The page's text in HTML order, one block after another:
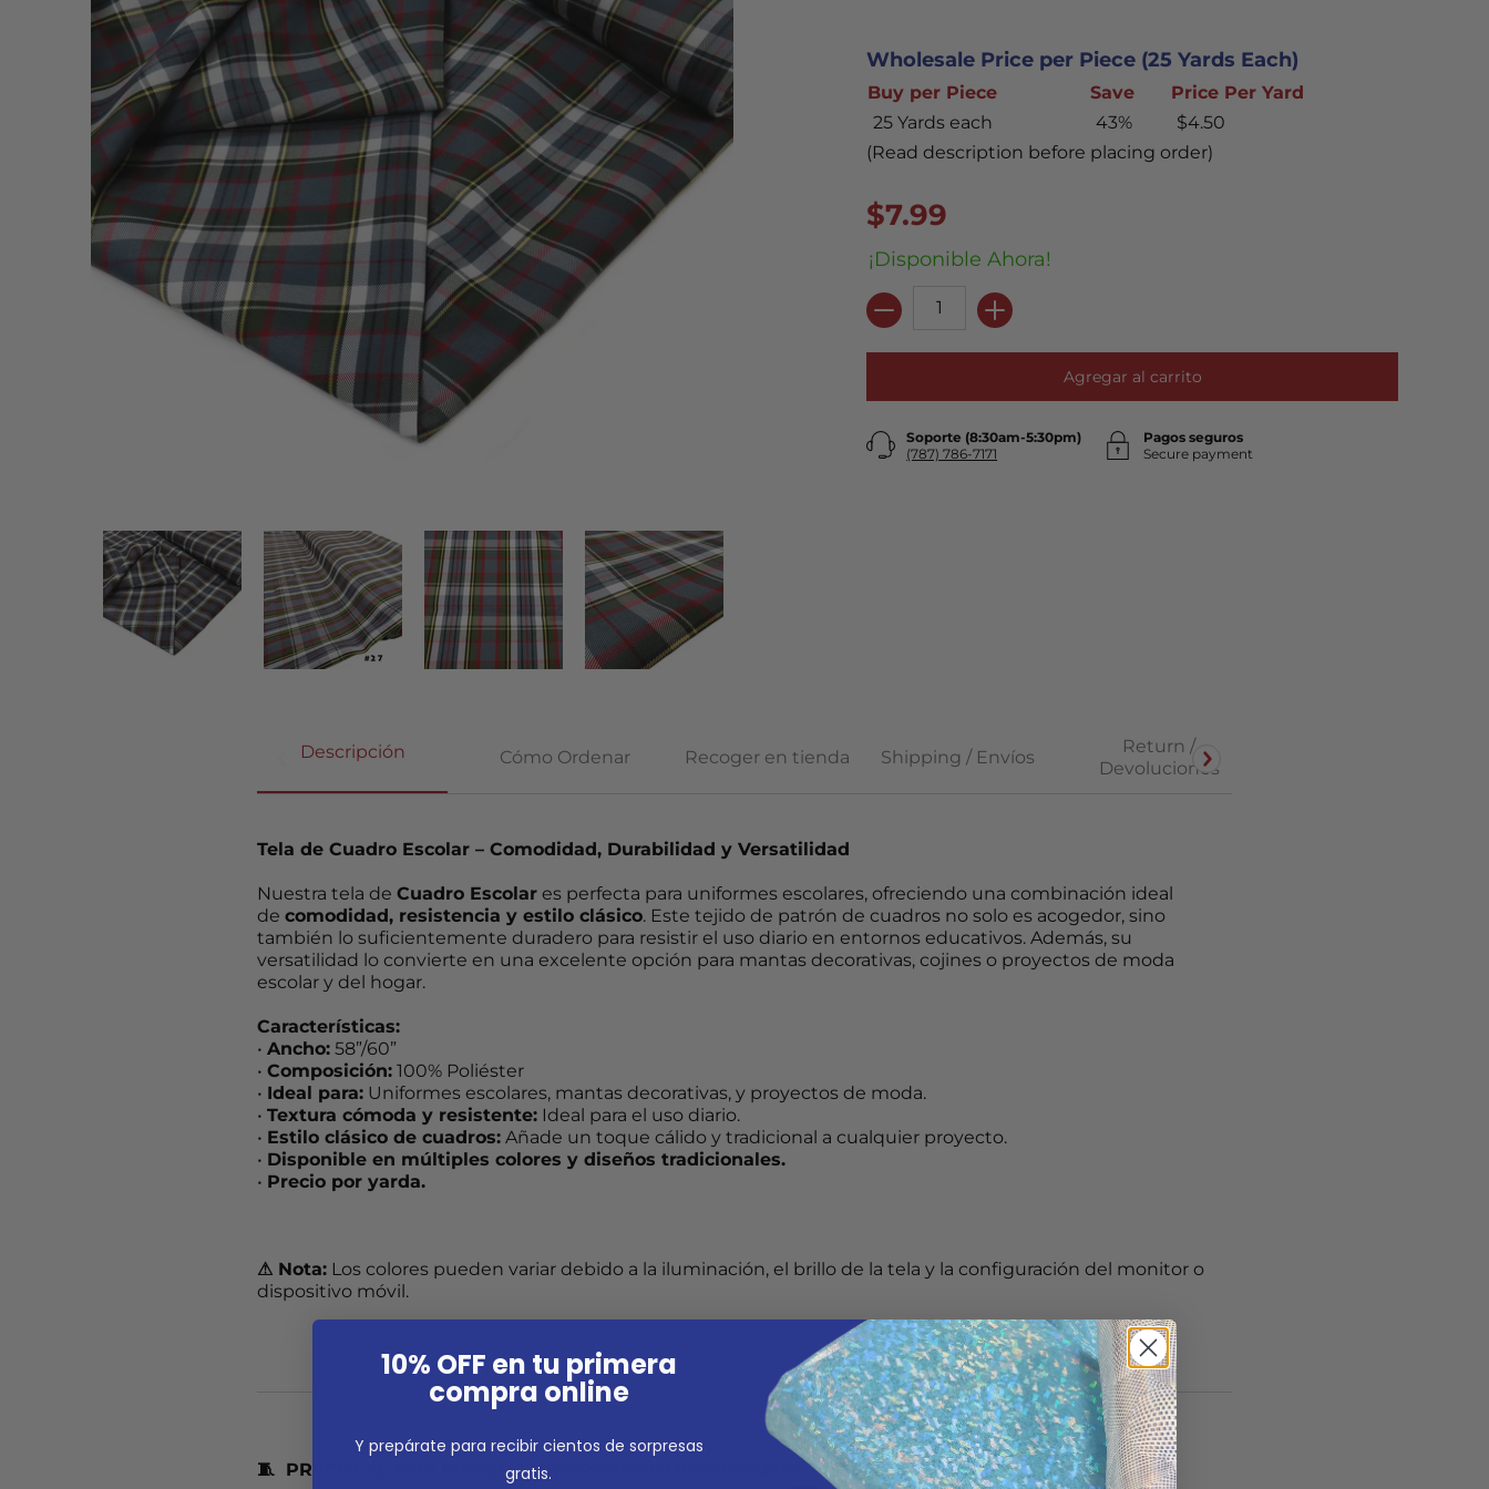
Wholesale Price per Piece (25 Yards Each)
Buy per Piece Save
Price Per Yard
25 Yards each
43%
$4.50
(Read description before placing order)
$7.99
¡Disponible Ahora!
Cantidad
Agregar al carrito
Soporte (8:30am-5:30pm)
(787) 786-7171
Pagos seguros
Secure payment
Descripción Cómo Ordenar Recoger en tienda Shipping / Envíos
Return /
Devoluciones
Tela de Cuadro Escolar – Comodidad, Durabilidad y Versatilidad
Nuestra tela de Cuadro Escolar es perfecta para uniformes escolares, ofreciendo una combinación ideal
de comodidad, resistencia y estilo clásico. Este tejido de patrón de cuadros no solo es acogedor, sino
también lo suficientemente duradero para resistir el uso diario en entornos educativos. Además, su
versatilidad lo convierte en una excelente opción para mantas decorativas, cojines o proyectos de moda
escolar y del hogar.
Características:
• Ancho: 58”/60”
• Composición: 100% Poliéster
• Ideal para: Uniformes escolares, mantas decorativas, y proyectos de moda.
• Textura cómoda y resistente: Ideal para el uso diario.
• Estilo clásico de cuadros: Añade un toque cálido y tradicional a cualquier proyecto.
• Disponible en múltiples colores y diseños tradicionales.
• Precio por yarda.
⚠ Nota: Los colores pueden variar debido a la iluminación, el brillo de la tela y la configuración del monitor o
dispositivo móvil.
🧵 PRECIO AL POR MAYOR – INFORMACIÓN IMPORTANTE
10% OFF en tu primera
compra online
Y prepárate para recibir cientos de sorpresas
gratis.